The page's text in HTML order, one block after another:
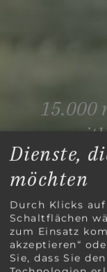
15.000
Dienste,
möchten
Durch Klicks
Schaltflächen
zum Einsatz
akzeptieren“
Sie, dass Sie